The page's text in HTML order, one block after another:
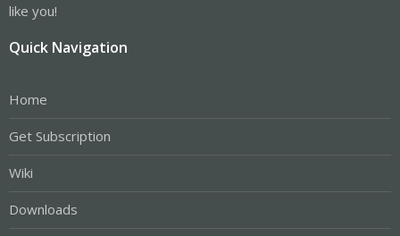
like you!
Quick Navigation
Home
Get Subscription
Wiki
Downloads